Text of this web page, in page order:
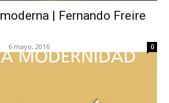
| Fernando Freire
6 mayo, 2016 0